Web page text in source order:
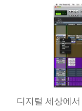
디지털 세상에